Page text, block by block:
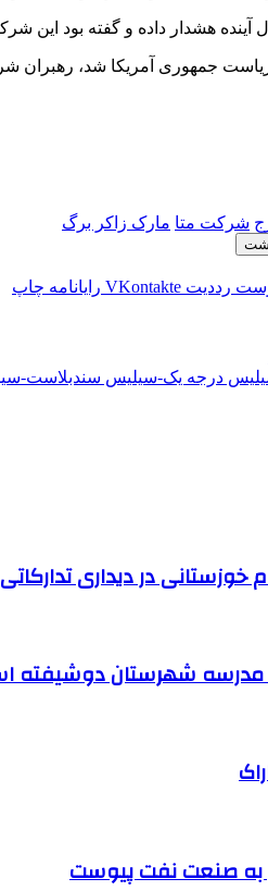
آینده هشدار داده و گفته بود این
ریاست جمهوری آمریکا شد،
شرکت متا مارک زاکر برگ
‫رددیت ‫VKontakte رایانامه چاپ
درجه یک-سیلیس
خوزستانی در دیداری تدارکاتی
به صنعت نفت پیوست